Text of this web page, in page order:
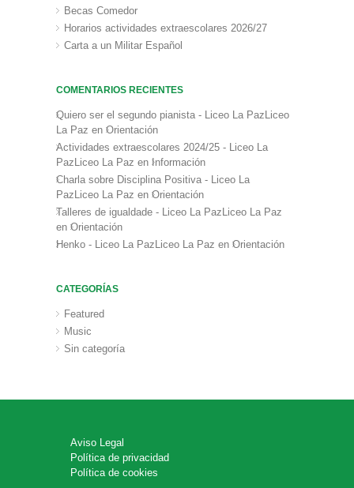
Becas Comedor
Horarios actividades extraescolares 2026/27
Carta a un Militar Español
COMENTARIOS RECIENTES
Quiero ser el segundo pianista - Liceo La PazLiceo
La Paz enOrientación
Actividades extraescolares 2024/25 - Liceo La
PazLiceo La Paz enInformación
Charla sobre Disciplina Positiva - Liceo La
PazLiceo La Paz enOrientación
Talleres de igualdade - Liceo La PazLiceo La Paz
enOrientación
Henko - Liceo La PazLiceo La Paz enOrientación
CATEGORÍAS
Featured
Music
Sin categoría
Aviso Legal
Política de privacidad
Política de cookies